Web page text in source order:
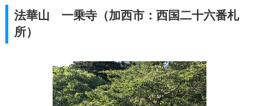
法華山 一乗寺（加西市：西国二十六番札
所）